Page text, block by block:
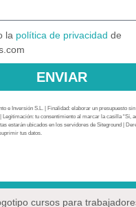
la política de privacidad de
ENVIAR
e Inversión S.L. | Finalidad: elaborar un presupuesto
Legitimación: tu consentimiento al marcar la casilla “Sí,
estarán ubicados en los servidores de Siteground |
tus datos.